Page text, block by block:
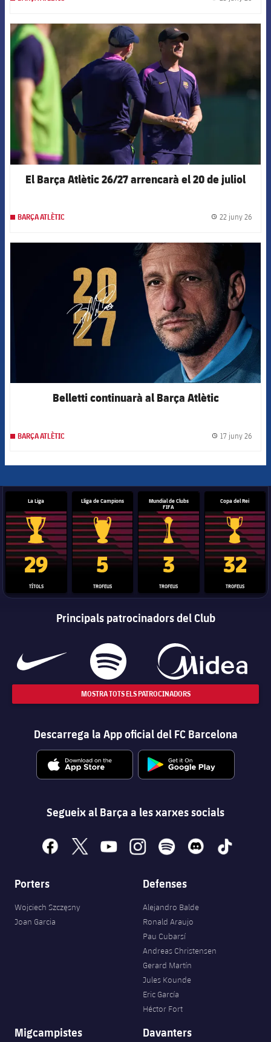
FCB Barcelona badge
El Barça Atlètic 26/27 arrencarà el 20 de juliol
BARÇA ATLÈTIC 22 juny 26
FCB Barcelona badge
Belletti continuarà al Barça Atlètic
BARÇA ATLÈTIC 17 juny 26
La Liga
Trofeu de la Liga
29
TÍTOLS
Lliga de Campions
Trofeu de la Lliga de Campions
5
TROFEUS
Mundial de Clubs
FIFA
Trofeu del Mundial de Clubs
3
TROFEUS
Copa del Rei
Copa del
32
TROFEUS
Principals patrocinadors del Club
MOSTRA TOTS ELS PATROCINADORS
Descarrega la App oficial del FC Barcelona
Segueix al Barça a les xarxes socials
facebook
x youtubeinstagramspotify discord tiktok
Porters
Wojciech Szczęsny
Joan Garcia
Defenses
Alejandro Balde
Ronald Araujo
Pau Cubarsí
Andreas Christensen
Gerard Martín
Jules Kounde
Eric García
Héctor Fort
Migcampistes Davanters